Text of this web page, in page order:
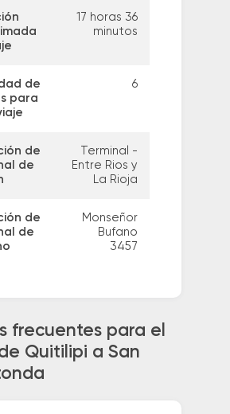
17 horas 36
minutos
de
para
6
de
de
Terminal -
Entre Rios y
La Rioja
de
de
Monseñor
Bufano
3457
frecuentes para el
Quitilipi a San